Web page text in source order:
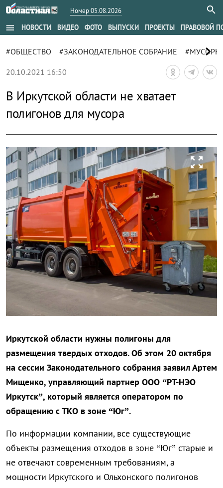
Номер 05.08.2026
menu НОВОСТИ ВИДЕО ФОТО ВЫПУСКИ ПРОЕКТЫ ПРАВОВОЙ
#ОБЩЕСТВО #ЗАКОНОДАТЕЛЬНОЕ СОБРАНИЕ chevron_right
20.10.2021 16:50
В Иркутской области не хватает
полигонов для мусора
zoom_out_map
Иркутской области нужны полигоны для
размещения твердых отходов. Об этом 20 октября
на сессии Законодательного собрания заявил Артем
Мищенко, управляющий партнер ООО “РТ-НЭО
Иркутск”, который является оператором по
обращению с ТКО в зоне “Юг”.
По информации компании, все существующие
объекты размещения отходов в зоне “Юг” старые и
не отвечают современным требованиям, а
мощности Иркутского и Ольхонского полигонов